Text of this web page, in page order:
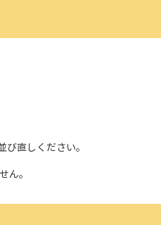
直しください。
ん。